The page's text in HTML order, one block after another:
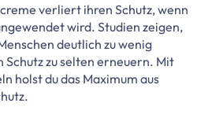
verliert ihren Schutz, wenn
wird. Studien zeigen,
deutlich zu wenig
Schutz zu selten erneuern. Mit
holst du das Maximum aus